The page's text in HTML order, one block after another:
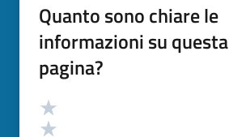
Quanto sono chiare le
informazioni su questa
pagina?
Valutazione